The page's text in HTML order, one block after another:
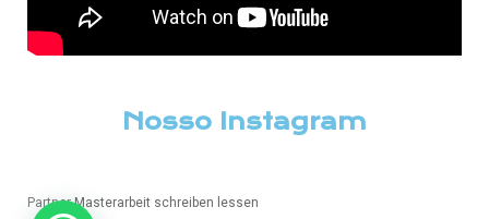
Nosso Instagram
PartnerMasterarbeit schreiben lessen